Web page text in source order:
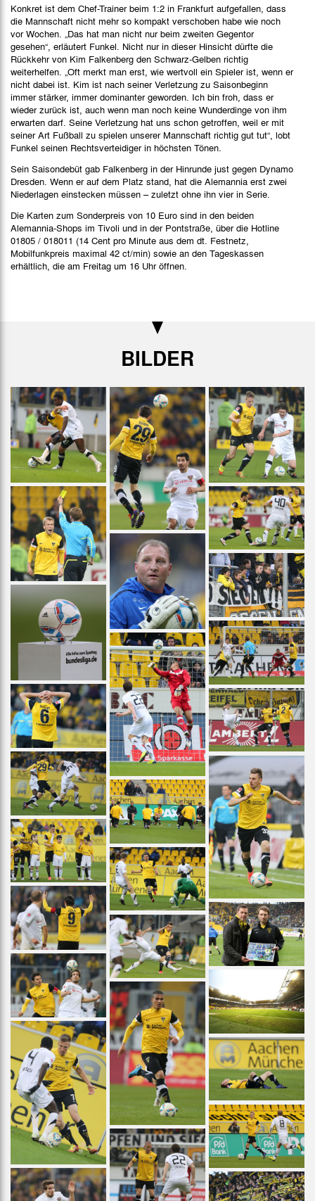
Konkret ist dem Chef-Trainer beim 1:2 in Frankfurt aufgefallen, dass
die Mannschaft nicht mehr so kompakt verschoben habe wie noch
vor Wochen. „Das hat man nicht nur beim zweiten Gegentor
gesehen“, erläutert Funkel. Nicht nur in dieser Hinsicht dürfte die
Rückkehr von Kim Falkenberg den Schwarz-Gelben richtig
weiterhelfen. „Oft merkt man erst, wie wertvoll ein Spieler ist, wenn er
nicht dabei ist. Kim ist nach seiner Verletzung zu Saisonbeginn
immer stärker, immer dominanter geworden. Ich bin froh, dass er
wieder zurück ist, auch wenn man noch keine Wunderdinge von ihm
erwarten darf. Seine Verletzung hat uns schon getroffen, weil er mit
seiner Art Fußball zu spielen unserer Mannschaft richtig gut tut“, lobt
Funkel seinen Rechtsverteidiger in höchsten Tönen.
Sein Saisondebüt gab Falkenberg in der Hinrunde just gegen Dynamo
Dresden. Wenn er auf dem Platz stand, hat die Alemannia erst zwei
Niederlagen einstecken müssen – zuletzt ohne ihn vier in Serie.
Die Karten zum Sonderpreis von 10 Euro sind in den beiden
Alemannia-Shops im Tivoli und in der Pontstraße, über die Hotline
01805 / 018011 (14 Cent pro Minute aus dem dt. Festnetz,
Mobilfunkpreis maximal 42 ct/min) sowie an den Tageskassen
erhältlich, die am Freitag um 16 Uhr öffnen.
BILDER